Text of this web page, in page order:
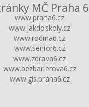
MČ Praha 6
www.praha6.cz
www.jakdoskoly.cz
www.rodina6.cz
www.senior6.cz
www.zdrava6.cz
www.bezbarierova6.cz
www.gis.praha6.cz